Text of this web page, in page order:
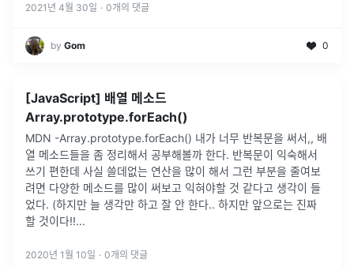
2021년 4월 30일 · 0개의 댓글
by Gom 0
[JavaScript] 배열 메소드
Array.prototype.forEach()
MDN -Array.prototype.forEach() 내가 너무 반복문을 써서,, 배
열 메소드들을 좀 정리해서 공부해볼까 한다. 반복문이 익숙해서
쓰기 편한데 사실 쓸데없는 연산을 많이 해서 그런 부분을 줄여보
려면 다양한 메소드를 많이 써보고 익혀야할 것 같다고 생각이 들
었다. (하지만 늘 생각만 하고 잘 안 한다.. 하지만 앞으로는 진짜
할 것이다!!...
2020년 1월 10일 · 0개의 댓글